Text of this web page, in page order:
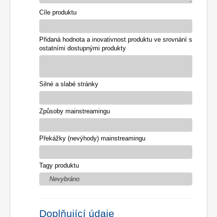
Cíle produktu
Přidaná hodnota a inovativnost produktu ve srovnání s
ostatními dostupnými produkty
Silné a slabé stránky
Způsoby mainstreamingu
Překážky (nevýhody) mainstreamingu
Tagy produktu
Nevybráno
Doplňující údaje